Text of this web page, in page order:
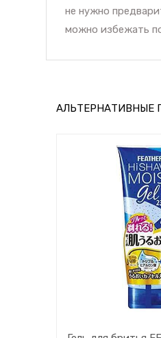
не нужно
можно избежать
АЛЬТЕРНАТИВНЫЕ